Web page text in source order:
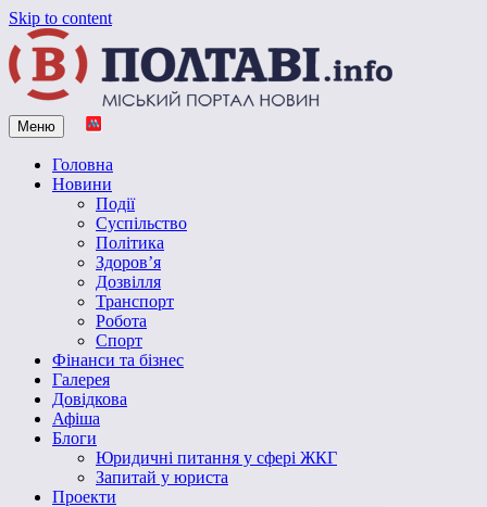
Skip to content
Vpoltave.info
Полтавський портал новин
Меню
Головна
Новини
Події
Суспільство
Політика
Здоров’я
Дозвілля
Транспорт
Робота
Спорт
Фінанси та бізнес
Галерея
Довідкова
Афіша
Блоги
Юридичні питання у сфері ЖКГ
Запитай у юриста
Проекти